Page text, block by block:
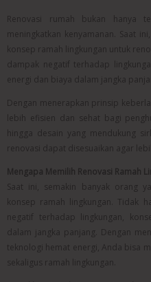
Renovasi rumah bukan hanya
meningkatkan kenyamanan. Saat
konsep ramah lingkungan untuk
dampak negatif terhadap
energi dan biaya dalam jangka
Dengan menerapkan prinsip
lebih efisien dan sehat bagi
hingga desain yang mendukung
renovasi dapat disesuaikan agar
Mengapa Memilih Renovasi Ramah
Saat ini, semakin banyak orang
konsep ramah lingkungan. Tidak
negatif terhadap lingkungan,
dalam jangka panjang. Dengan
teknologi hemat energi, Anda bisa
sekaligus ramah lingkungan.